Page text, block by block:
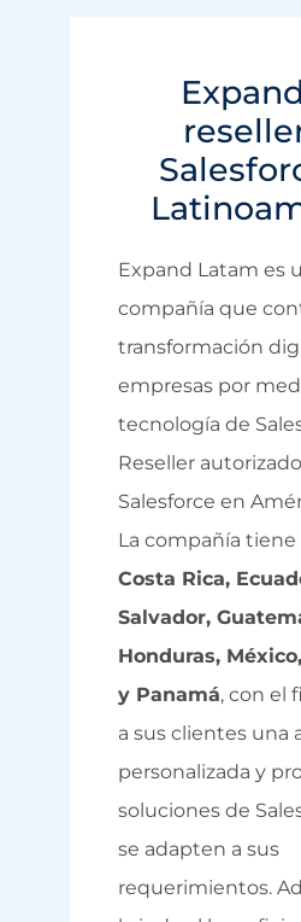
Expand Latam es
compañía que
transformación
empresas por
tecnología de
Reseller
Salesforce en
La compañía tiene
Costa Rica,
Salvador,
Honduras, México,
y Panamá,con el
a sus clientes una
personalizada y
soluciones de
se adapten a sus
requerimientos.